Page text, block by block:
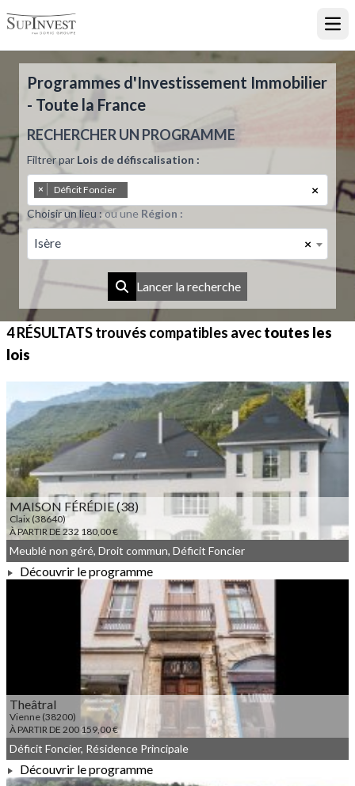
Programmes d'Investissement Immobilier
- Toute la France
RECHERCHER UN PROGRAMME
Filtrer par Lois de défiscalisation :
×
× Déficit Foncier
Choisir un lieu :ou une Région :
×
Isère
Lancer la recherche
4 RÉSULTATStrouvés compatibles avectoutes les
lois
MAISON FÉRÉDIE (38)
Claix (38640)
À PARTIR DE 232 180,00 €
À PARTIR DE 232 180,00 €
Meublé non géré, Droit commun, Déficit Foncier
Découvrir le programme
Theâtral
Vienne (38200)
À PARTIR DE 200 159,00 €
Déficit Foncier, Résidence Principale
Découvrir le programme